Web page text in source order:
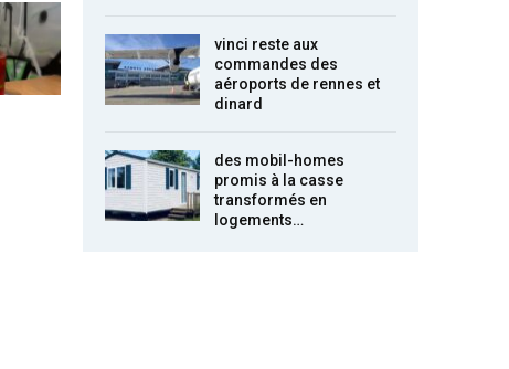
vinci reste aux
commandes des
aéroports de rennes et
dinard
des mobil-homes
promis à la casse
transformés en
logements…